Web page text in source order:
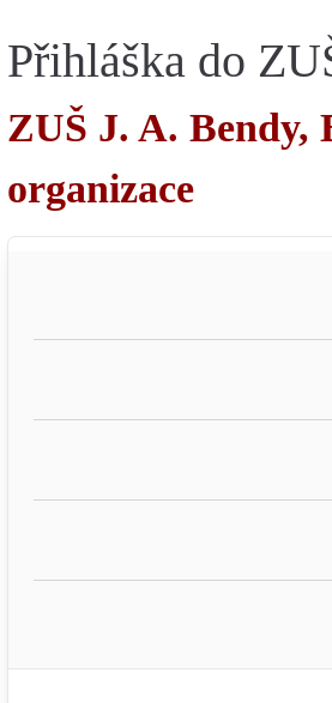
Přihláška do
ZUŠ J. A. Bendy,
organizace